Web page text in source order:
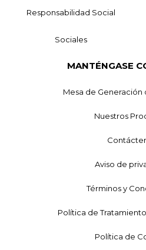
Responsabilidad Social
Sociales
MANTÉNGASE
Mesa de
Nuestros
Aviso de
Términos y
Política de
Política de